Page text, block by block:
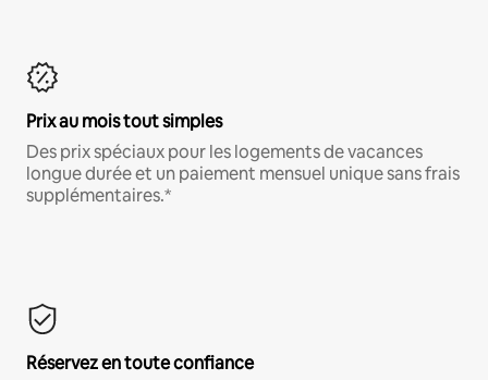
Prix au mois tout simples
Des prix spéciaux pour les logements de vacances
longue durée et un paiement mensuel unique sans frais
supplémentaires.*
Réservez en toute confiance